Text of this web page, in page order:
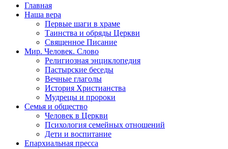
Главная
Наша вера
Первые шаги в храме
Таинства и обряды Церкви
Священное Писание
Мир. Человек. Слово
Религиозная энциклопедия
Пастырские беседы
Вечные глаголы
История Христианства
Мудрецы и пророки
Семья и общество
Человек в Церкви
Психология семейных отношений
Дети и воспитание
Епархиальная пресса